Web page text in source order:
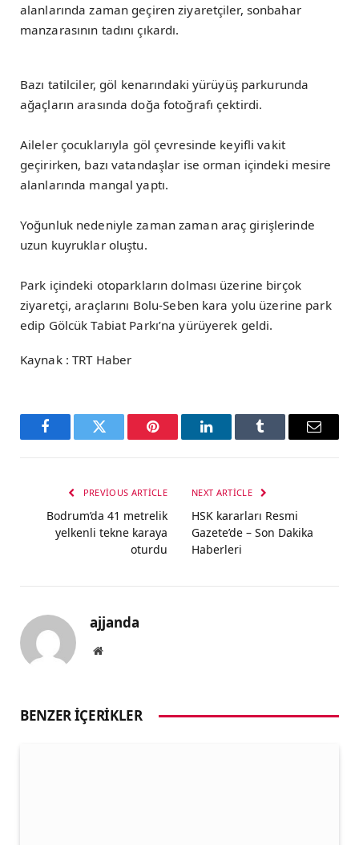
alanlarında zaman geçiren ziyaretçiler, sonbahar
manzarasının tadını çıkardı.
Bazı tatilciler, göl kenarındaki yürüyüş parkurunda
ağaçların arasında doğa fotoğrafı çektirdi.
Aileler çocuklarıyla göl çevresinde keyifli vakit
geçirirken, bazı vatandaşlar ise orman içindeki mesire
alanlarında mangal yaptı.
Yoğunluk nedeniyle zaman zaman araç girişlerinde
uzun kuyruklar oluştu.
Park içindeki otoparkların dolması üzerine birçok
ziyaretçi, araçlarını Bolu-Seben kara yolu üzerine park
edip Gölcük Tabiat Parkı’na yürüyerek geldi.
Kaynak : TRT Haber
FacebookTwitter Pinterest LinkedInTumblr Email
PREVIOUS ARTICLE
Bodrum’da 41 metrelik
yelkenli tekne karaya
oturdu
NEXT ARTICLE
HSK kararları Resmi
Gazete’de – Son Dakika
Haberleri
ajjanda
Website
BENZER İÇERIKLER